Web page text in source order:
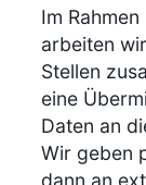
Im
arbeiten
Stellen
eine
Daten an
Wir geben
dann an